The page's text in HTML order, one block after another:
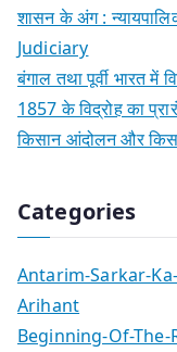
शासन के अंग :
Judiciary
बंगाल तथा पूर्वी भारत में
1857 के विद्रोह का
किसान आंदोलन और
Categories
Antarim-Sarkar-
Arihant
Beginning-Of-The-